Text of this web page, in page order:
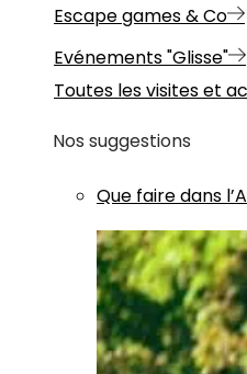
Escape games & Co
Evénements "Glisse"
Toutes les visites et
Nos suggestions
Que faire dans